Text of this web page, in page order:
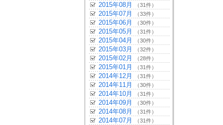
2015年08月 （31件）
2015年07月 （33件）
2015年06月 （30件）
2015年05月 （31件）
2015年04月 （30件）
2015年03月 （32件）
2015年02月 （28件）
2015年01月 （31件）
2014年12月 （31件）
2014年11月 （30件）
2014年10月 （31件）
2014年09月 （30件）
2014年08月 （31件）
2014年07月 （31件）